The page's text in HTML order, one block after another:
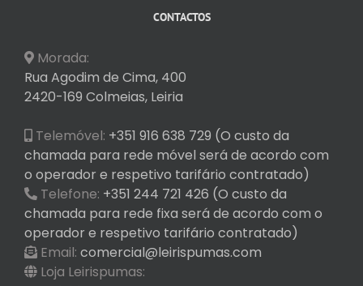
CONTACTOS
Morada:
Rua Agodim de Cima, 400
2420-169 Colmeias, Leiria
Telemóvel: +351 916 638 729 (O custo da
chamada para rede móvel será de acordo com
o operador e respetivo tarifário contratado)
Telefone: +351 244 721 426 (O custo da
chamada para rede fixa será de acordo com o
operador e respetivo tarifário contratado)
Email: comercial@leirispumas.com
Loja Leirispumas: